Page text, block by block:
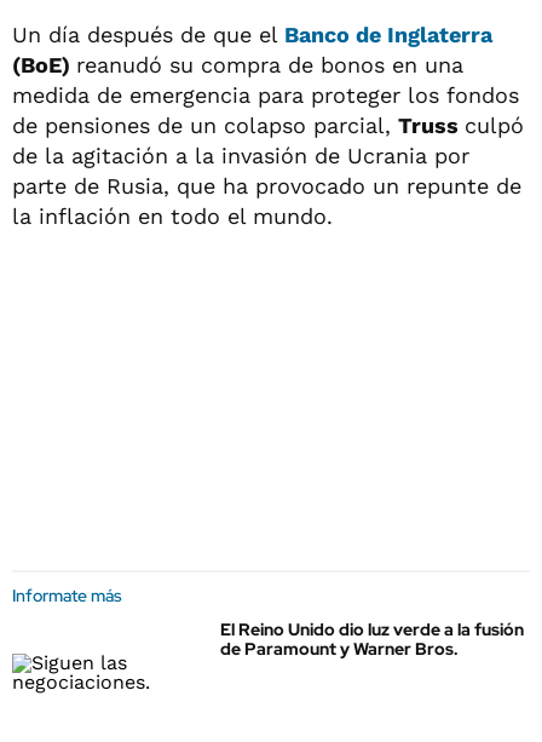
Un día después de que el Banco de Inglaterra
(BoE) reanudó su compra de bonos en una
medida de emergencia para proteger los fondos
de pensiones de un colapso parcial, Truss culpó
de la agitación a la invasión de Ucrania por
parte de Rusia, que ha provocado un repunte de
la inflación en todo el mundo.
Informate más
El Reino Unido dio luz verde a la fusión
de Paramount y Warner Bros.